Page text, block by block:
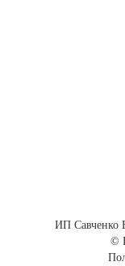
ИП Савченко
©